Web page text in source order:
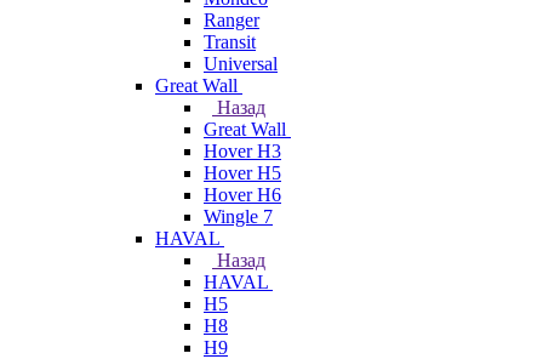
Ranger
Transit
Universal
Great Wall
Назад
Great Wall
Hover H3
Hover H5
Hover H6
Wingle 7
HAVAL
Назад
HAVAL
H5
H8
H9